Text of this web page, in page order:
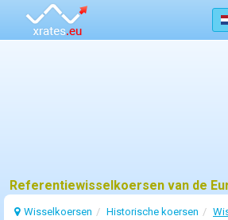
Wisselkoersen Historische koersen